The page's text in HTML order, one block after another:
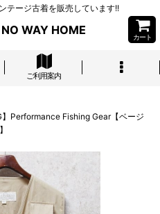
テージ古着を販売しています!!
WAY HOME
カート
ご利用案内
】Performance Fishing Gear【ベージ